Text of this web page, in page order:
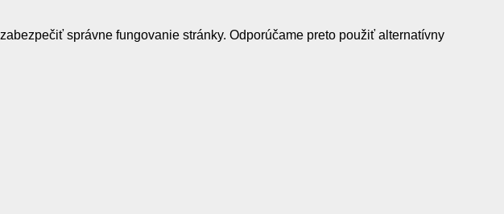
správne fungovanie stránky. Odporúčame preto použiť alternatívny